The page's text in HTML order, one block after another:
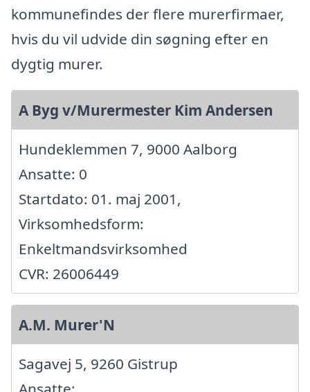
kommunefindes der flere murerfirmaer,
hvis du vil udvide din søgning efter en
dygtig murer.
A Byg v/Murermester Kim Andersen
Hundeklemmen 7, 9000 Aalborg
Ansatte: 0
Startdato: 01. maj 2001,
Virksomhedsform:
Enkeltmandsvirksomhed
CVR: 26006449
A.M. Murer'N
Sagavej 5, 9260 Gistrup